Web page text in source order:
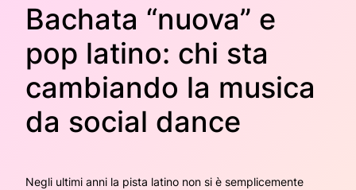
Bachata “nuova” e
pop latino: chi sta
cambiando la musica
da social dance
Negli ultimi anni la pista latino non si è semplicemente